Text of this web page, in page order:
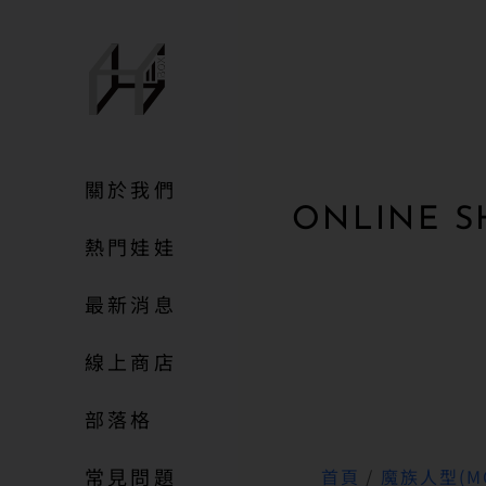
關於我們
熱門娃娃
最新消息
線上商店
部落格
常見問題
ONLINE
首頁 / 魔族人型